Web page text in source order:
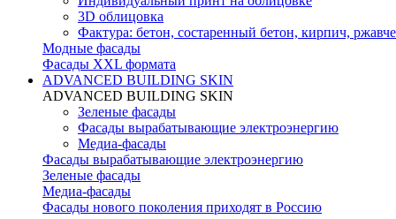
3D облицовка
Фактура: бетон, состаренный бетон, кирпич,
Модные фасады
Фасады XXL формата
ADVANCED BUILDING SKIN
ADVANCED BUILDING SKIN
Зеленые фасады
Фасады вырабатывающие электроэнергию
Медиа-фасады
Фасады вырабатывающие электроэнергию
Зеленые фасады
Медиа-фасады
Фасады нового поколения приходят в Россию